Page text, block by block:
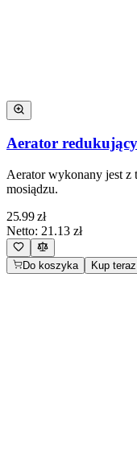
Aerator
Aerator wykonany jest z
mosiądzu.
25.99zł
Netto: 21.13 zł
Do koszyka Kup teraz